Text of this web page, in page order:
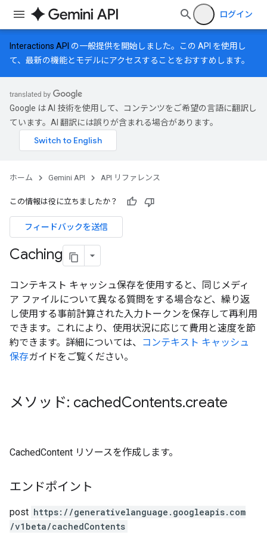
ログイン
Interactions API の一般提供を開始しました。この API を使用し
て、最新の機能とモデルにアクセスすることをおすすめします。
Google は AI 技術を使用して、コンテンツをご希望の言語に翻訳し
ています。AI 翻訳には誤りが含まれる場合があります。
ホーム Gemini API API リファレンス
この情報は役に立ちましたか？
フィードバックを送信
Caching
コンテキスト キャッシュ保存を使用すると、同じメディ
ア ファイルについて異なる質問をする場合など、繰り返
し使用する事前計算された入力トークンを保存して再利用
できます。これにより、使用状況に応じて費用と速度を節
約できます。詳細については、
コンテキスト キャッシュ
保存ガイドをご覧ください。
メソッド: cachedContents.create
CachedContent リソースを作成します。
エンドポイント
post https: / /generativelanguage.googleapis.com
/v1beta/cachedContents